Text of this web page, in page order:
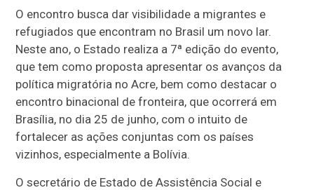
O encontro busca dar visibilidade a migrantes e
refugiados que encontram no Brasil um novo lar.
Neste ano, o Estado realiza a 7ª edição do evento,
que tem como proposta apresentar os avanços da
política migratória no Acre, bem como destacar o
encontro binacional de fronteira, que ocorrerá em
Brasília, no dia 25 de junho, com o intuito de
fortalecer as ações conjuntas com os países
vizinhos, especialmente a Bolívia.
O secretário de Estado de Assistência Social e